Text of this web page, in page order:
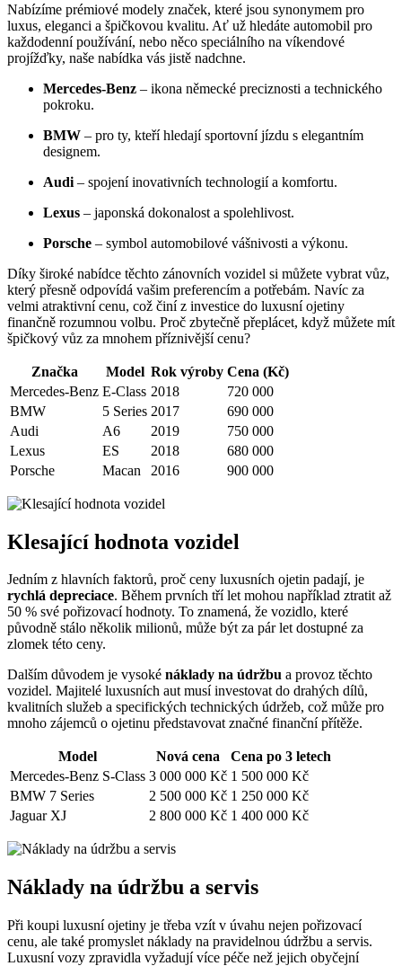
Nabízíme prémiové modely značek, které jsou synonymem pro
luxus, eleganci a špičkovou kvalitu. Ať už hledáte automobil pro
každodenní používání, nebo něco speciálního na víkendové
projížďky, naše nabídka vás jistě nadchne.
Mercedes-Benz – ikona německé preciznosti a technického
pokroku.
BMW – pro ty, kteří hledají sportovní jízdu s elegantním
designem.
Audi – spojení inovativních technologií a komfortu.
Lexus – japonská dokonalost a spolehlivost.
Porsche – symbol automobilové vášnivosti a výkonu.
Díky široké nabídce těchto zánovních vozidel si můžete vybrat vůz,
který přesně odpovídá vašim preferencím a potřebám. Navíc za
velmi atraktivní cenu, což činí z investice do luxusní ojetiny
finančně rozumnou volbu. Proč zbytečně přeplácet, když můžete mít
špičkový vůz za mnohem příznivější cenu?
Značka Model Rok výroby Cena (Kč)
Mercedes-Benz E-Class 2018
720 000
BMW
5 Series 2017
690 000
Audi
A6 2019
750 000
Lexus
ES 2018
680 000
Porsche
Macan 2016 900 000
Klesající hodnota vozidel
Jedním z hlavních faktorů, proč ceny luxusních ojetin padají, je
rychlá depreciace. Během prvních tří let mohou například ztratit až
50 % své pořizovací hodnoty. To znamená, že vozidlo, které
původně stálo několik milionů, může být za pár let dostupné za
zlomek této ceny.
Dalším důvodem je vysoké náklady na údržbu a provoz těchto
vozidel. Majitelé luxusních aut musí investovat do drahých dílů,
kvalitních služeb a specifických technických údržeb, což může pro
mnoho zájemců o ojetinu představovat značné finanční přítěže.
Model Nová cena
Cena po 3 letech
Mercedes-Benz S-Class 3 000 000 Kč 1 500 000 Kč
BMW 7 Series
2 500 000 Kč 1 250 000 Kč
Jaguar XJ
2 800 000 Kč 1 400 000 Kč
Náklady na údržbu a servis
Při koupi luxusní ojetiny je třeba vzít v úvahu nejen pořizovací
cenu, ale také promyslet náklady na pravidelnou údržbu a servis.
Luxusní vozy zpravidla vyžadují více péče než jejich obyčejní